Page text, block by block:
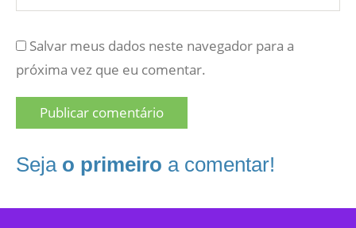
Salvar meus dados neste navegador para a
próxima vez que eu comentar.
Seja o primeiro a comentar!